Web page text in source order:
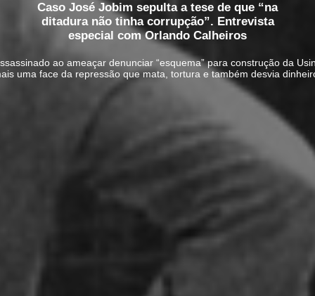
Caso José Jobim sepulta a tese de que “na
ditadura não tinha corrupção”. Entrevista
especial com Orlando Calheiros
ao ameaçar denunciar “esquema” para construção da
uma face da repressão que mata, tortura e também desvia